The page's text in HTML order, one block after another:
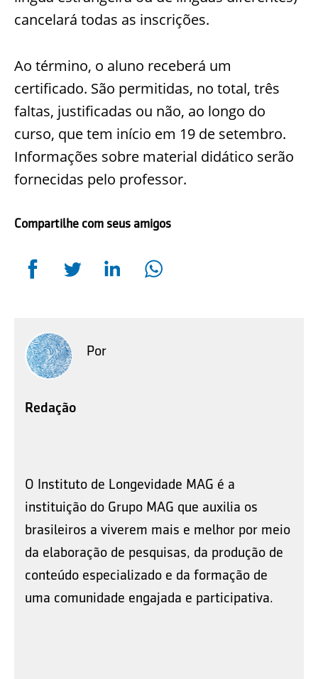
cancelará todas as inscrições.
Ao término, o aluno receberá um
certificado. São permitidas, no total, três
faltas, justificadas ou não, ao longo do
curso, que tem início em 19 de setembro.
Informações sobre material didático serão
fornecidas pelo professor.
Compartilhe com seus amigos
Por
Redação
O Instituto de Longevidade MAG é a
instituição do Grupo MAG que auxilia os
brasileiros a viverem mais e melhor por meio
da elaboração de pesquisas, da produção de
conteúdo especializado e da formação de
uma comunidade engajada e participativa.